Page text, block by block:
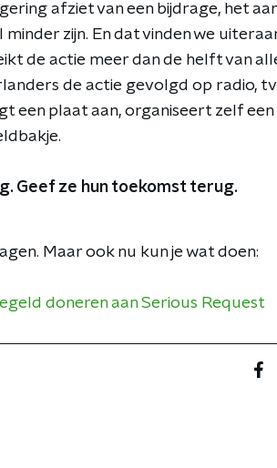
afziet van een bijdrage, het
zijn. En dat vinden we
de actie meer dan de helft van
de actie gevolgd op radio, tv
een plaat aan, organiseert zelf
Geef ze hun toekomst terug.
Maar ook nu kun je wat doen:
doneren aan Serious Request